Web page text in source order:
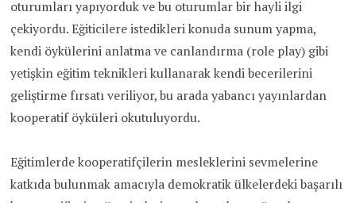
oturumları yapıyorduk ve bu oturumlar bir hayli ilgi
çekiyordu. Eğiticilere istedikleri konuda sunum yapma,
kendi öykülerini anlatma ve canlandırma (role play) gibi
yetişkin eğitim teknikleri kullanarak kendi becerilerini
geliştirme fırsatı veriliyor, bu arada yabancı yayınlardan
kooperatif öyküleri okutuluyordu.
Eğitimlerde kooperatifçilerin mesleklerini sevmelerine
katkıda bulunmak amacıyla demokratik ülkelerdeki başarılı